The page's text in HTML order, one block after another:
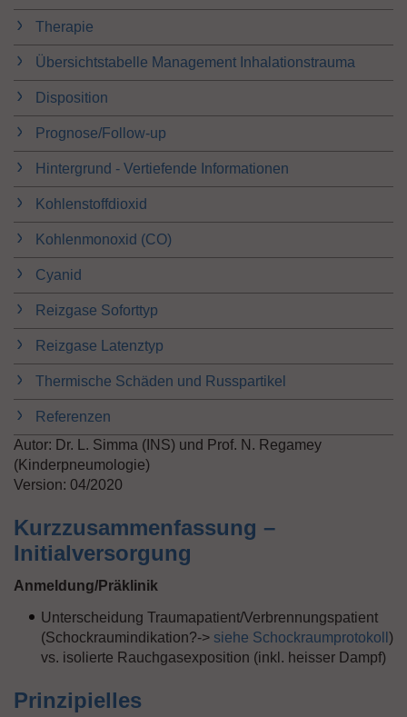
o
n
Therapie
Übersichtstabelle Management Inhalationstrauma
Disposition
Prognose/Follow-up
Hintergrund - Vertiefende Informationen
Kohlenstoffdioxid
Kohlenmonoxid (CO)
Cyanid
Reizgase Soforttyp
Reizgase Latenztyp
Thermische Schäden und Russpartikel
Referenzen
Autor: Dr. L. Simma (INS) und Prof. N. Regamey
(Kinderpneumologie)
Version: 04/2020
Kurzzusammenfassung –
Initialversorgung
Anmeldung/Präklinik
Unterscheidung Traumapatient/Verbrennungspatient
(Schockraumindikation?-> siehe Schockraumprotokoll )
vs. isolierte Rauchgasexposition (inkl. heisser Dampf)
Prinzipielles